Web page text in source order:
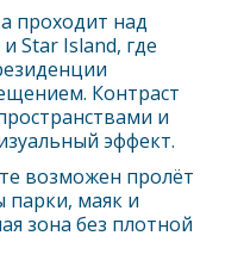
проходит над
Star Island, где
Контраст
и
эффект.
возможен пролёт
парки, маяк и
зона без плотной